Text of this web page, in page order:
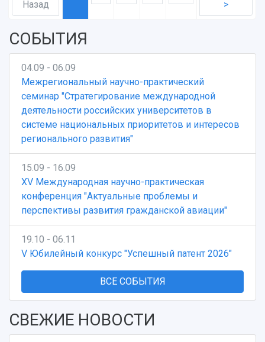
Назад >
СОБЫТИЯ
04.09 - 06.09
Межрегиональный научно-практический
семинар "Стратегирование международной
деятельности российских университетов в
системе национальных приоритетов и интересов
регионального развития"
15.09 - 16.09
XV Международная научно-практическая
конференция "Актуальные проблемы и
перспективы развития гражданской авиации"
19.10 - 06.11
V Юбилейный конкурс "Успешный патент 2026"
ВСЕ СОБЫТИЯ
СВЕЖИЕ НОВОСТИ